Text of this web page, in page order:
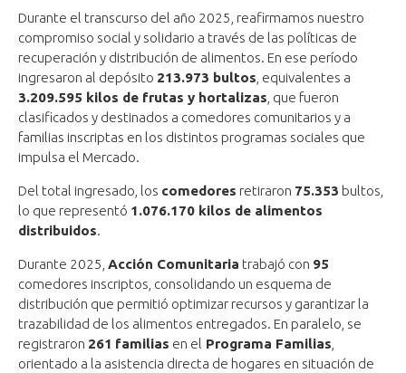
Durante el transcurso del año 2025, reafirmamos nuestro
compromiso social y solidario a través de las políticas de
recuperación y distribución de alimentos. En ese período
ingresaron al depósito 213.973 bultos , equivalentes a
3.209.595 kilos de frutas y hortalizas , que fueron
clasificados y destinados a comedores comunitarios y a
familias inscriptas en los distintos programas sociales que
impulsa el Mercado.
Del total ingresado, los comedores retiraron 75.353 bultos,
lo que representó 1.076.170 kilos de alimentos
distribuidos.
Durante 2025, Acción Comunitaria trabajó con 95
comedores inscriptos, consolidando un esquema de
distribución que permitió optimizar recursos y garantizar la
trazabilidad de los alimentos entregados. En paralelo, se
registraron 261 familias en el Programa Familias
orientado a la asistencia directa de hogares en situación de